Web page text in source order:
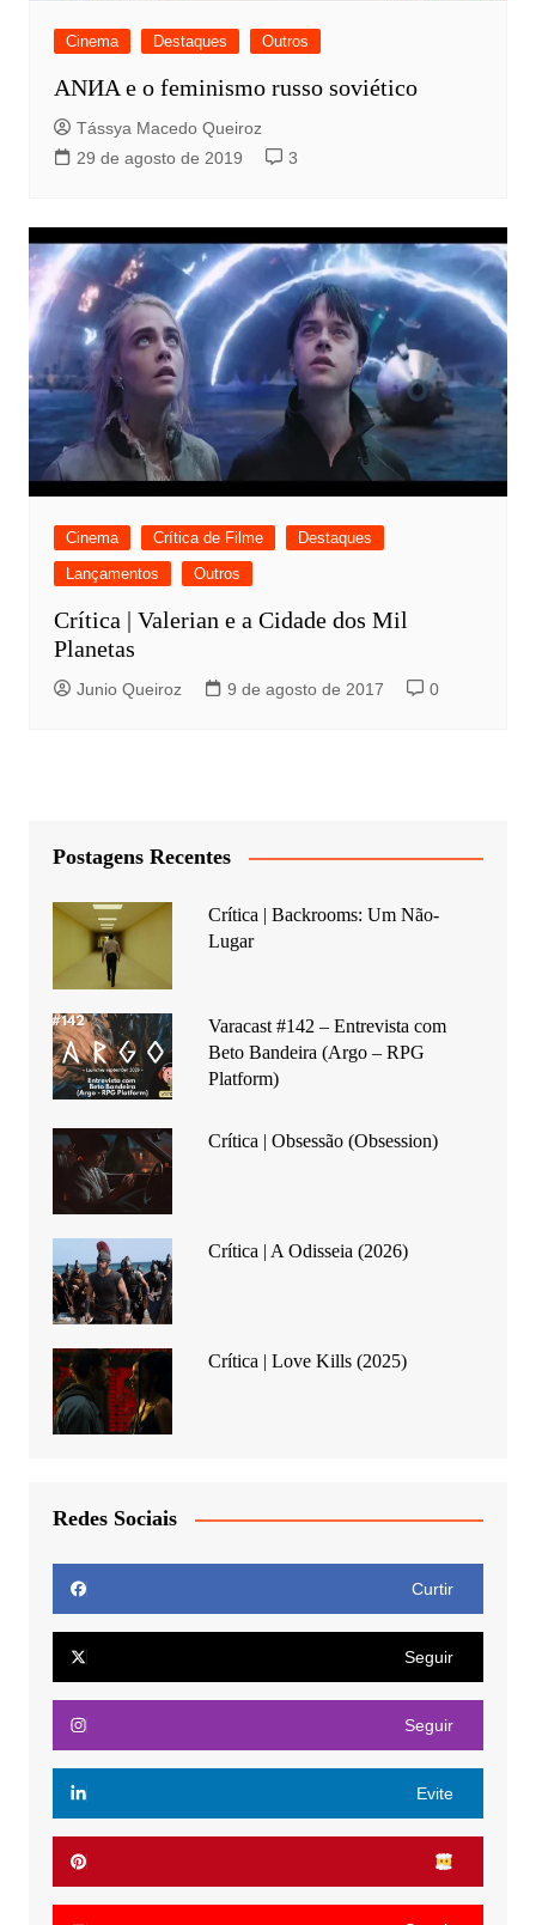
Cinema Destaques Outros
ANИA e o feminismo russo soviético
Tássya Macedo Queiroz
29 de agosto de 2019
3
Cinema Crítica de Filme
Destaques
Lançamentos
Outros
Crítica | Valerian e a Cidade dos Mil
Planetas
Junio Queiroz 9 de agosto de 2017 0
Postagens Recentes
Crítica | Backrooms: Um Não-
Lugar
Varacast #142 – Entrevista com
Beto Bandeira (Argo – RPG
Platform)
Crítica | Obsessão (Obsession)
Crítica | A Odisseia (2026)
Crítica | Love Kills (2025)
Redes Sociais
Curtir
Seguir
Seguir
Evite